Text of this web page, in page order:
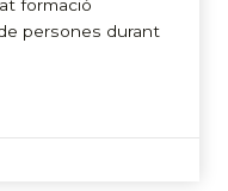
formació
persones durant